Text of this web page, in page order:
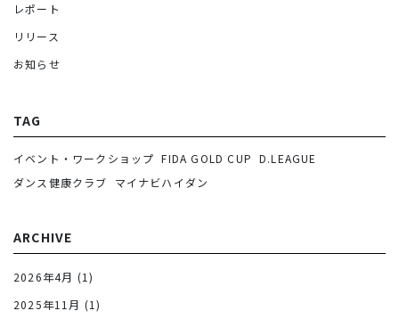
レポート
リリース
お知らせ
TAG
イベント・ワークショップ FIDA GOLD CUP D.LEAGUE
ダンス健康クラブ
マイナビハイダン
ARCHIVE
2026年4月 (1)
2025年11月 (1)